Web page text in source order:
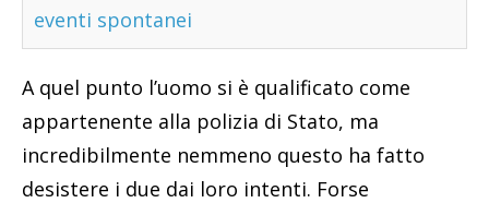
eventi spontanei
A quel punto l’uomo si è qualificato come
appartenente alla polizia di Stato, ma
incredibilmente nemmeno questo ha fatto
desistere i due dai loro intenti. Forse